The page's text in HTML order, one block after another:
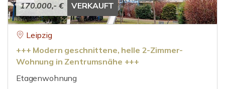
170.000,- € VERKAUFT
Leipzig
+++ Modern geschnittene, helle 2-Zimmer-
Wohnung in Zentrumsnähe +++
Etagenwohnung